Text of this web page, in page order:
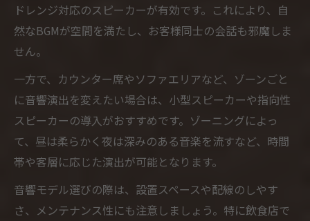
ドレンジ対応のスピーカーが有効です。これにより、自
然なBGMが空間を満たし、お客様同士の会話も邪魔しま
せん。
一方で、カウンター席やソファエリアなど、ゾーンごと
に音響演出を変えたい場合は、小型スピーカーや指向性
スピーカーの導入がおすすめです。ゾーニングによっ
て、昼は柔らかく夜は深みのある音楽を流すなど、時間
帯や客層に応じた演出が可能となります。
音響モデル選びの際は、設置スペースや配線のしやす
さ、メンテナンス性にも注意しましょう。特に飲食店で